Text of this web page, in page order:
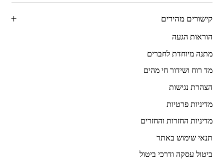
קישורים מהירים
הוראות הגעה
מתנה מיוחדת לחברים
מד רוח ושידור חי מהים
הצהרת נגישות
מדיניות פרטיות
מדיניות החזרות והחזרים
תנאי שימוש באתר
ביטול עסקה ודרכי ביטול